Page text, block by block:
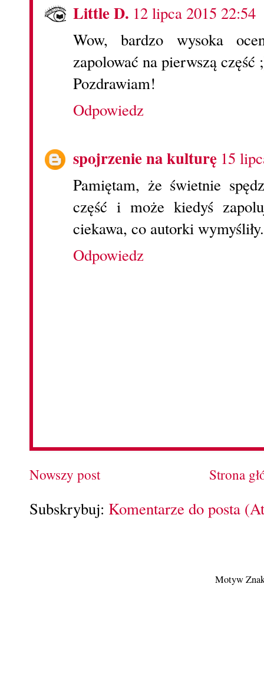
Little D. 12 lipca 2015 22:54
Wow, bardzo wysoka
zapolować na pierwszą część
Pozdrawiam!
Odpowiedz
spojrzenie na kulturę 15
Pamiętam, że świetnie
część i może kiedyś
ciekawa, co autorki wymyśliły.
Odpowiedz
Nowszy post Strona
Subskrybuj: Komentarze do posta
Motyw